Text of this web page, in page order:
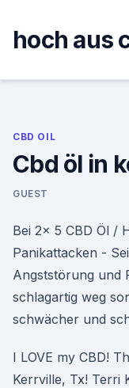
content
hoch aus
CBD OIL
Cbd öl in
GUEST
Bei 2x 5 CBD Öl /
Panikattacken -
Angststörung und
schlagartig weg
schwächer und
I LOVE my CBD!
Kerrville, Tx! Terri